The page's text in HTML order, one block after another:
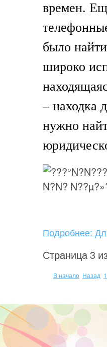
времен.
было
широко
– находка
нужно
Подробнее:
Страница 3
В начало Назад 1